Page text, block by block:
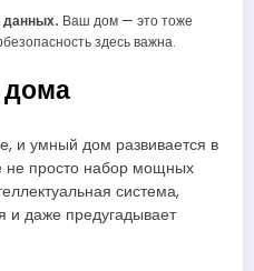
данных. Ваш дом — это тоже
здесь важна.
дома
и умный дом развивается в
не просто набор мощных
система,
и даже предугадывает